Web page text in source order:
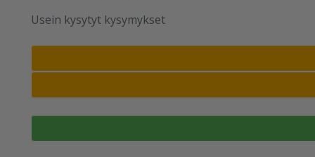
Usein kysytyt kysymykset